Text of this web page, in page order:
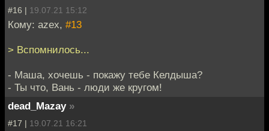
#16 | 19.07.21 15:12
Кому: azex, #13
> Вспомнилось...
- Маша, хочешь - покажу тебе Келдыша?
- Ты что, Вань - люди же кругом!
dead_Mazay »
#17 | 19.07.21 16:21